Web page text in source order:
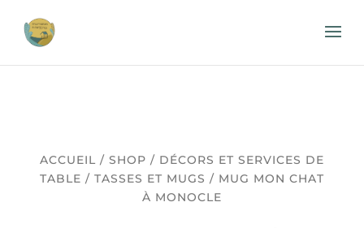
ACCUEIL/ SHOP / DÉCORS ET SERVICES DE
TABLE / TASSES ET MUGS / MUG MON CHAT
À MONOCLE